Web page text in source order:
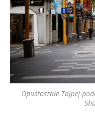
Opustoszałe Tajpej